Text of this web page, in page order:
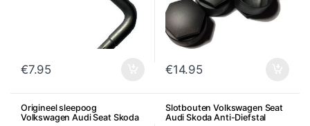
€7.95 €14.95
Origineel sleepoog
Volkswagen Audi Seat Skoda
Slotbouten Volkswagen Seat
Audi Skoda Anti-Diefstal